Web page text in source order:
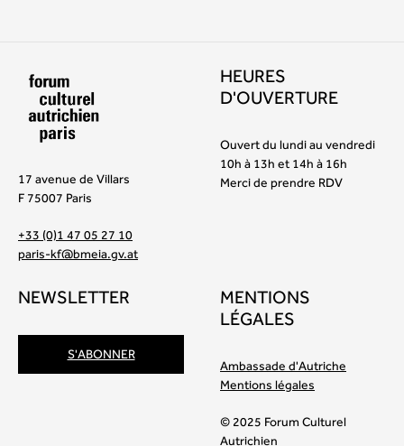
17 avenue de Villars
F 75007 Paris
+33 (0)1 47 05 27 10
paris-kf@bmeia.gv.at
HEURES
D'OUVERTURE
Ouvert du lundi au vendredi
10h à 13h et 14h à 16h
Merci de prendre RDV
NEWSLETTER
S'ABONNER
MENTIONS
LÉGALES
Ambassade d'Autriche
Mentions légales
© 2025 Forum Culturel
Autrichien